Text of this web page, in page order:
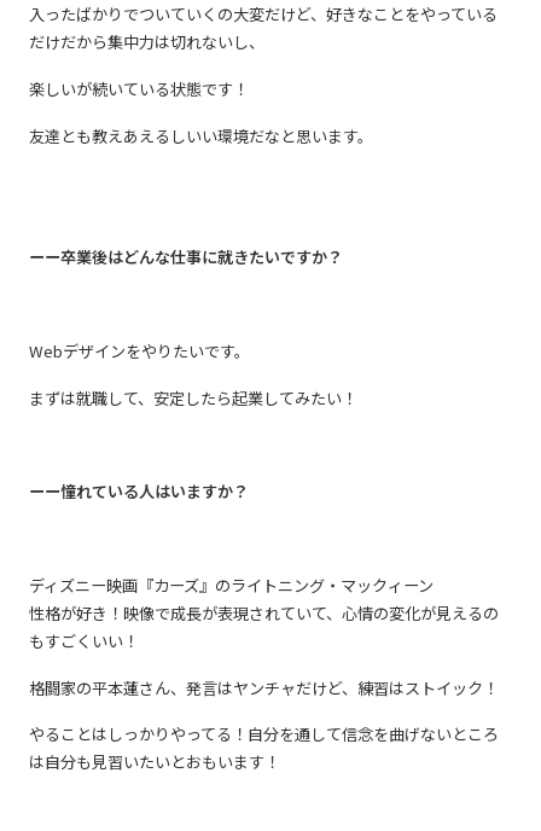
入ったばかりでついていくの大変だけど、好きなことをやっている
だけだから集中力は切れないし、
楽しいが続いている状態です！
友達とも教えあえるしいい環境だなと思います。
ーー卒業後はどんな仕事に就きたいですか？
Webデザインをやりたいです。
まずは就職して、安定したら起業してみたい！
ーー憧れている人はいますか？
ディズニー映画『カーズ』のライトニング・マックィーン
性格が好き！映像で成長が表現されていて、心情の変化が見えるの
もすごくいい！
格闘家の平本蓮さん、発言はヤンチャだけど、練習はストイック！
やることはしっかりやってる！自分を通して信念を曲げないところ
は自分も見習いたいとおもいます！